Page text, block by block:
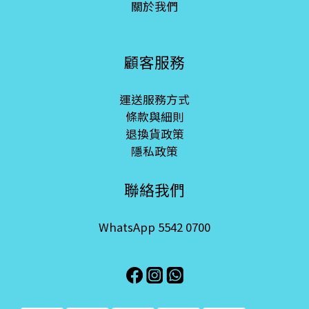
關於我們
顧客服務
運送服務方式
條款與細則
退換貨政策
隱私政策
聯絡我們
WhatsApp 5542 0700